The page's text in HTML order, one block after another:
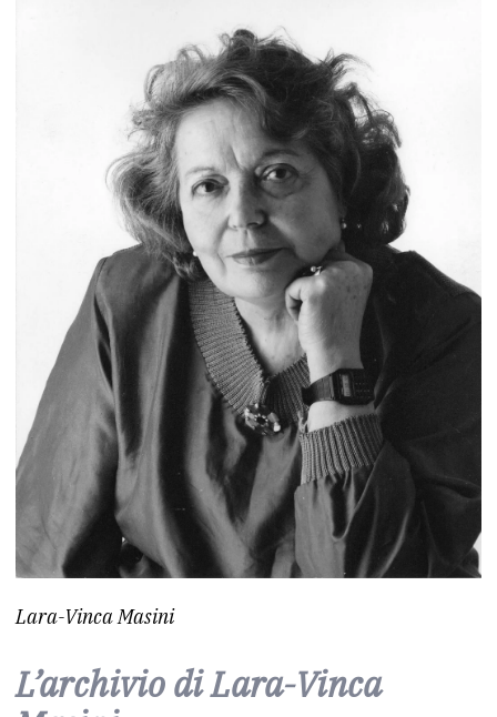
Lara-Vinca Masini
L’archivio di Lara-Vinca